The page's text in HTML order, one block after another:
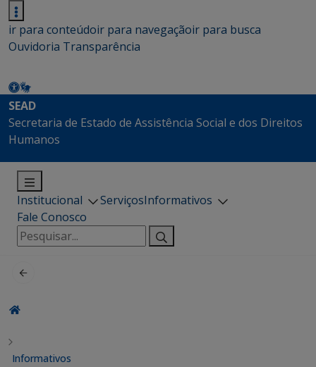
ir para conteúdoir para navegaçãoir para busca
Ouvidoria Transparência
SEAD
Secretaria de Estado de Assistência Social e dos Direitos
Humanos
Institucional ServiçosInformativos
Fale Conosco
Pesquisar
por:
Informativos